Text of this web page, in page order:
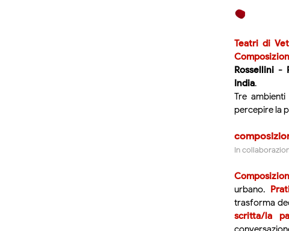
Teatri di
Rossellini -
India.
Tre
percepire la
In
urbano.
trasforma
scritta/la